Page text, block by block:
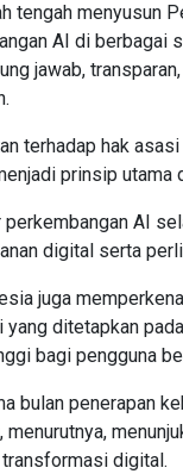
tengah menyusun
AI di berbagai
jawab,
terhadap hak
prinsip
AI
digital serta
juga
yang ditetapkan
bagi pengguna
bulan penerapan
menurutnya,
digital.